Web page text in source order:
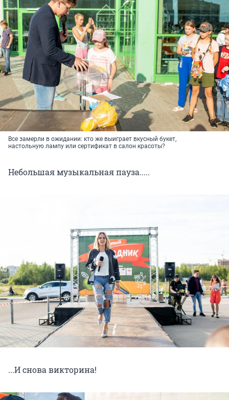
Все замерли в ожидании: кто же выиграет вкусный букет,
настольную лампу или сертификат в салон красоты?
Небольшая музыкальная пауза.....
...И снова викторина!